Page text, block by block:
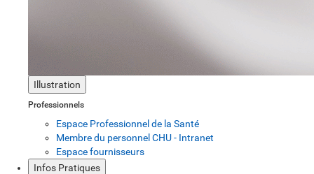
Illustration
Professionnels
Espace Professionnel de la Santé
Membre du personnel CHU - Intranet
Espace fournisseurs
Infos Pratiques